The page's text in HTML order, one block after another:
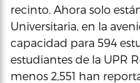
recinto. Ahora solo
Universitaria, en la
capacidad para 594
estudiantes de la UPR
menos 2,551 han